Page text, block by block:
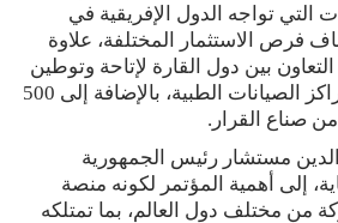
التي تواجه الدول الإفريقية في
فرص الاستثمار المختلفة، علاوة
بين دول القارة لإتاحة وتوطين
الصناعات الدوائية، ومراكز الصيانات الطبية، بالإضافة إلى 500
مستشار رئيس الجمهورية
إلى أهمية المؤتمر لكونه منصة
من مختلف دول العالم، بما تمتلكه